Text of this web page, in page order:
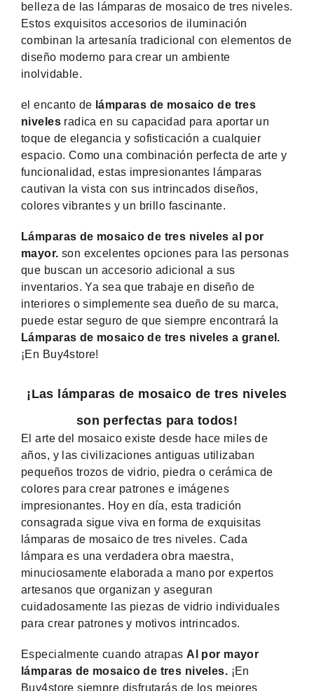
belleza de las lámparas de mosaico de tres niveles.
Estos exquisitos accesorios de iluminación
combinan la artesanía tradicional con elementos de
diseño moderno para crear un ambiente
inolvidable.
el encanto de lámparas de mosaico de tres
nivelesradica en su capacidad para aportar un
toque de elegancia y sofisticación a cualquier
espacio. Como una combinación perfecta de arte y
funcionalidad, estas impresionantes lámparas
cautivan la vista con sus intrincados diseños,
colores vibrantes y un brillo fascinante.
Lámparas de mosaico de tres niveles al por
mayor. son excelentes opciones para las personas
que buscan un accesorio adicional a sus
inventarios. Ya sea que trabaje en diseño de
interiores o simplemente sea dueño de su marca,
puede estar seguro de que siempre encontrará la
Lámparas de mosaico de tres niveles a granel.
¡En Buy4store!
¡Las lámparas de mosaico de tres niveles
son perfectas para todos!
El arte del mosaico existe desde hace miles de
años, y las civilizaciones antiguas utilizaban
pequeños trozos de vidrio, piedra o cerámica de
colores para crear patrones e imágenes
impresionantes. Hoy en día, esta tradición
consagrada sigue viva en forma de exquisitas
lámparas de mosaico de tres niveles. Cada
lámpara es una verdadera obra maestra,
minuciosamente elaborada a mano por expertos
artesanos que organizan y aseguran
cuidadosamente las piezas de vidrio individuales
para crear patrones y motivos intrincados.
Especialmente cuando atrapas Al por mayor
lámparas de mosaico de tres niveles. ¡En
Buy4store siempre disfrutarás de los mejores